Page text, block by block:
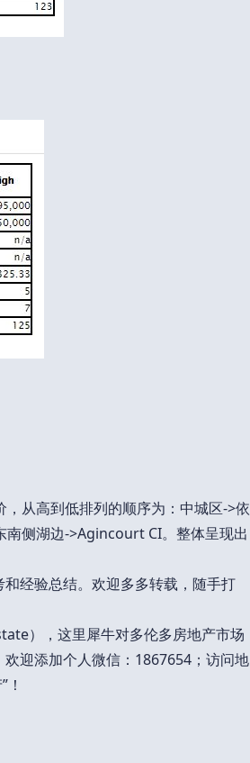
从高到低排列的顺序为：中城区->依
侧湖边->Agincourt CI。整体呈现出
经验总结。欢迎多多转载，随手打
），这里犀牛对多伦多房地产市场
迎添加个人微信：1867654；访问地